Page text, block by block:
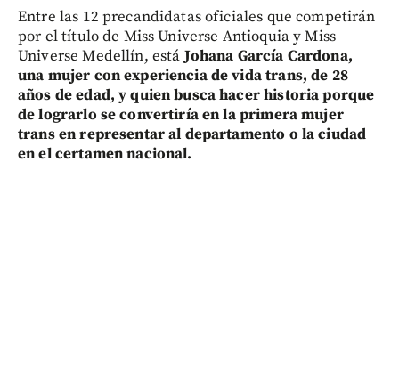
Entre las 12 precandidatas oficiales que competirán
por el título de Miss Universe Antioquia y Miss
Universe Medellín, estáJohana García Cardona,
una mujer con experiencia de vida trans, de 28
años de edad, y quien busca hacer historia porque
de lograrlo se convertiría en la primera mujer
trans en representar al departamento o la ciudad
en el certamen nacional.